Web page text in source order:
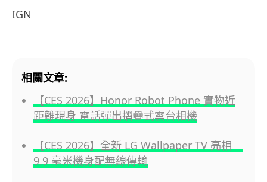
IGN
相關文章:
【CES 2026】Honor Robot Phone 實物近
距離現身 電話彈出摺疊式雲台相機
【CES 2026】全新 LG Wallpaper TV 亮相
9.9 毫米機身配無線傳輸